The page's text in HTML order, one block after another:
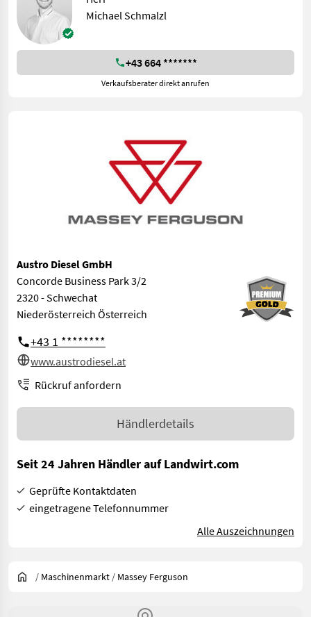
Michael Schmalzl
+43 664 *******
Verkaufsberater direkt anrufen
Austro Diesel GmbH
Concorde Business Park 3/2
2320 - Schwechat
Niederösterreich Österreich
+43 1 ********
www.austrodiesel.at
Rückruf anfordern
Händlerdetails
Seit 24 Jahren Händler auf Landwirt.com
Geprüfte Kontaktdaten
eingetragene Telefonnummer
Alle Auszeichnungen
/ Maschinenmarkt / Massey Ferguson